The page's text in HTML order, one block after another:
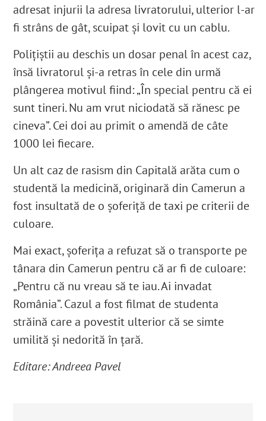
adresat injurii la adresa livratorului, ulterior l-ar
fi strâns de gât, scuipat și lovit cu un cablu.
Polițiștii au deschis un dosar penal în acest caz,
însă livratorul și-a retras în cele din urmă
plângerea motivul fiind: „În special pentru că ei
sunt tineri. Nu am vrut niciodată să rănesc pe
cineva”.Cei doi au primit o amendă de câte
1000 lei fiecare.
Un alt caz de rasism din Capitală arăta cum o
studentă la medicină, originară din Camerun a
fost insultată de o șoferiță de taxi pe criterii de
culoare.
Mai exact, șoferița a refuzat să o transporte pe
tânara din Camerun pentru că ar fi de culoare:
„Pentru că nu vreau să te iau. Ai invadat
România”. Cazul a fost filmat de studenta
străină care a povestit ulterior că se simte
umilită și nedorită în țară.
Editare: Andreea Pavel